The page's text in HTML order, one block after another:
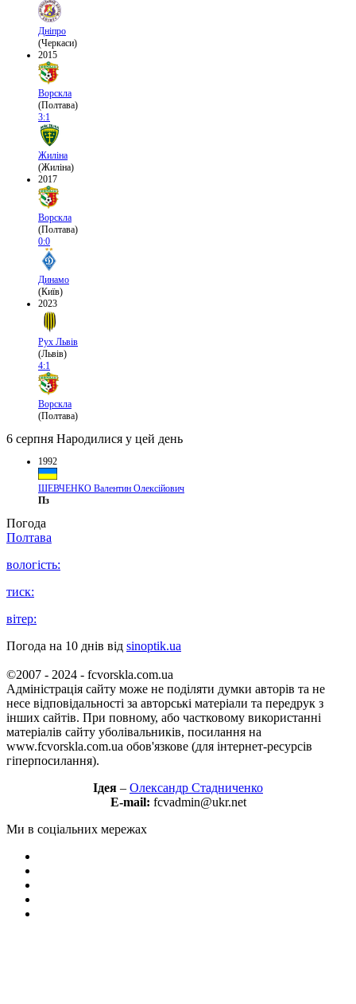
Дніпро
(Черкаси)
2015
Ворскла
(Полтава)
3:1
Жиліна
(Жиліна)
2017
Ворскла
(Полтава)
0:0
Динамо
(Київ)
2023
Рух Львів
(Львів)
4:1
Ворскла
(Полтава)
6 серпня Народилися у цей день
1992
ШЕВЧЕНКО Валентин Олексійович
Пз
Погода
Полтава
вологість:
тиск:
вітер:
Погода на 10 днів від sinoptik.ua
©2007 - 2024 - fcvorskla.com.ua
Адміністрація сайту може не поділяти думки авторів та не
несе відповідальності за авторські матеріали та передрук з
інших сайтів. При повному, або частковому використанні
матеріалів сайту уболівальників, посилання на
www.fcvorskla.com.ua обов'язкове (для інтернет-ресурсів
гіперпосилання).
Ідея – Олександр Стадниченко
E-mail: fcvadmin@ukr.net
Ми в соціальних мережах